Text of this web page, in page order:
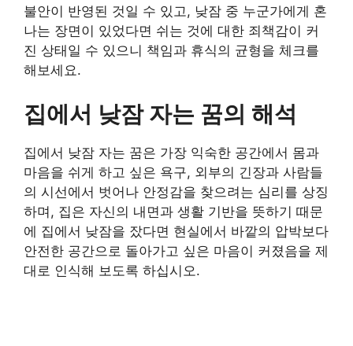
불안이 반영된 것일 수 있고, 낮잠 중 누군가에게 혼
나는 장면이 있었다면 쉬는 것에 대한 죄책감이 커
진 상태일 수 있으니 책임과 휴식의 균형을 체크를
해보세요.
집에서 낮잠 자는 꿈의 해석
집에서 낮잠 자는 꿈은 가장 익숙한 공간에서 몸과
마음을 쉬게 하고 싶은 욕구, 외부의 긴장과 사람들
의 시선에서 벗어나 안정감을 찾으려는 심리를 상징
하며, 집은 자신의 내면과 생활 기반을 뜻하기 때문
에 집에서 낮잠을 잤다면 현실에서 바깥의 압박보다
안전한 공간으로 돌아가고 싶은 마음이 커졌음을 제
대로 인식해 보도록 하십시오.